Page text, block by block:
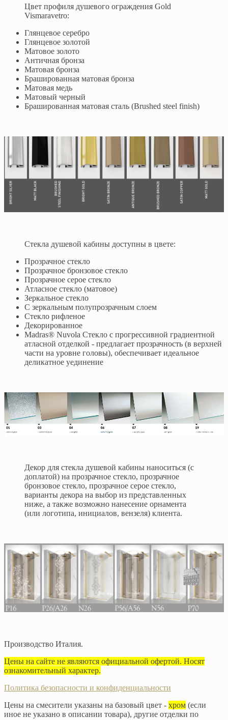
Цвет профиля душевого ограждения Gold
Vismaravetro:
Глянцевое серебро
Глянцевое золотой
Матовое золото
Античная бронза
Матовая бронза
Брашированная матовая бронза
Матовая медь
Матовый черный
Брашированная матовая сталь (Brushed steel finish)
Стекла душевой кабины доступны в цвете:
Прозрачное стекло
Прозрачное бронзовое стекло
Прозрачное серое стекло
Атласное стекло (матовое)
Зеркальное стекло
С зеркальным полупрозрачным слоем
Стекло рифленое
Декорированное
Madras® Nuvola Стекло с прогрессивной градиентной
атласной отделкой - предлагает прозрачность (в верхней
части на уровне головы), обеспечивает идеальное
деликатное уединение
Декор для стекла душевой кабины наноситься (с
доплатой) на прозрачное стекло, прозрачное
бронзовое стекло, прозрачное серое стекло,
варианты декора на выбор из представленных
ниже, а также возможно нанесение орнамента
(или логотипа, инициалов, вензеля) клиента.
Производство Италия.
Цены на сайте не являются официальной офертой. Носят
ознакомительный характер.
Политика безопасности и конфиденциальности
Цены на смесители указаны на базовый цвет - хром (если
иное не указано в описании товара), другие отделки по